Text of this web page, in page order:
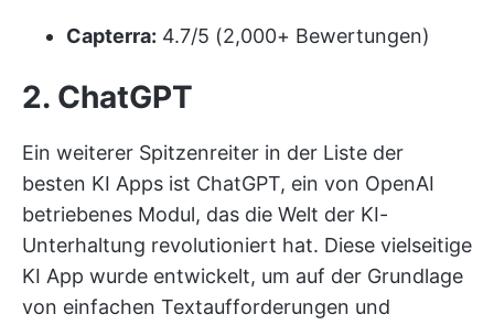
Capterra: 4.7/5 (2,000+ Bewertungen)
2. ChatGPT
Ein weiterer Spitzenreiter in der Liste der
besten KI Apps ist ChatGPT, ein von OpenAI
betriebenes Modul, das die Welt der KI-
Unterhaltung revolutioniert hat. Diese vielseitige
KI App wurde entwickelt, um auf der Grundlage
von einfachen Textaufforderungen und